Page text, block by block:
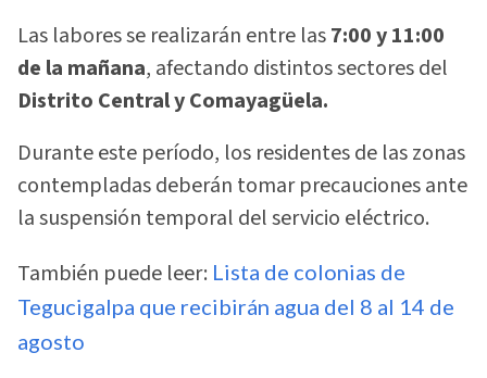
Las labores se realizarán entre las7:00 y 11:00
de la mañana, afectando distintos sectores del
Distrito Central y Comayagüela.
Durante este período, los residentes de las zonas
contempladas deberán tomar precauciones ante
la suspensión temporal del servicio eléctrico.
También puede leer: Lista de colonias de
Tegucigalpa que recibirán agua del 8 al 14 de
agosto